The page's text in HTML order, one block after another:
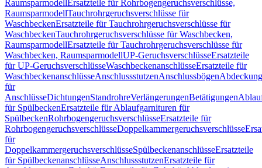
RaumsparmodellErsatzteile für Rohrbogengeruchsverschlüsse,
RaumsparmodellTauchrohrgeruchsverschlüsse für
WaschbeckenErsatzteile für Tauchrohrgeruchsverschlüsse für
WaschbeckenTauchrohrgeruchsverschlüsse für Waschbecken,
RaumsparmodellErsatzteile für Tauchrohrgeruchsverschlüsse für
Waschbecken, RaumsparmodellUP-GeruchsverschlüsseErsatzteile
für UP-GeruchsverschlüsseWaschbeckenanschlüsseErsatzteile für
WaschbeckenanschlüsseAnschlussstutzenAnschlussbögen
für
AnschlüsseDichtungenStandrohreVerlängerungenBetätigungen
für SpülbeckenErsatzteile für Ablaufgarnituren für
SpülbeckenRohrbogengeruchsverschlüsseErsatzteile für
RohrbogengeruchsverschlüsseDoppelkammergeruchsverschlüsse
für
DoppelkammergeruchsverschlüsseSpülbeckenanschlüsseErsatzteile
für SpülbeckenanschlüsseAnschlussstutzenErsatzteile für